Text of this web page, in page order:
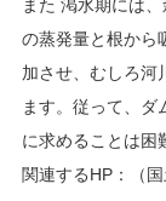
また 渇水期には
の蒸発量と根から
加させ、むしろ河
ます。従って、ダ
に求めることは困
関連するHP：（国